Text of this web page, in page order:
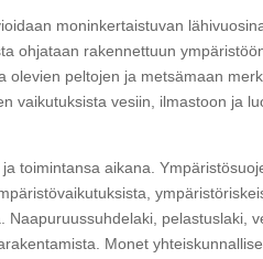
moninkertaistuvan
ohjataan rakennettuun
peltojen ja metsämaan
vaikutuksista vesiin, ilmastoon ja
toimintansa aikana.
pelastuslaki,
Monet